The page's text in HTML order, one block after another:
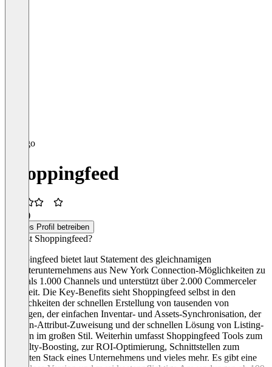
Shoppingfeed
(1)
Dieses Profil betreiben
Was ist Shoppingfeed?
Shoppingfeed bietet laut Statement des gleichnamigen
Anbieterunternehmens aus New York Connection-Möglichkeiten zu
mehr als 1.000 Channels und unterstützt über 2.000 Commerceler
weltweit. Die Key-Benefits sieht Shoppingfeed selbst in den
Möglichkeiten der schnellen Erstellung von tausenden von
Einträgen, der einfachen Inventar- und Assets-Synchronisation, der
Massen-Attribut-Zuweisung und der schnellen Lösung von Listing-
Fehlern im großen Stil. Weiterhin umfasst Shoppingfeed Tools zum
Visabilty-Boosting, zur ROI-Optimierung, Schnittstellen zum
gesamten Stack eines Unternehmens und vieles mehr. Es gibt eine